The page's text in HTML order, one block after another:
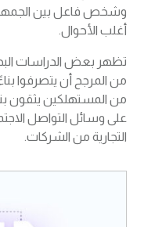
وشخص فاعل بين
أغلب الأحوال.
من المستهلكين يثقون
على وسائل التواصل
التجارية من الشركات.